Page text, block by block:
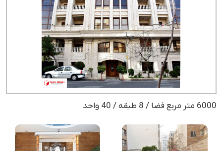
6000 متر مربع فضا / 8 طبقه / 40 واحد